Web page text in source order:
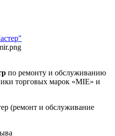
по ремонту и обслуживанию
торговых марок «MIE» и
(ремонт и обслуживание